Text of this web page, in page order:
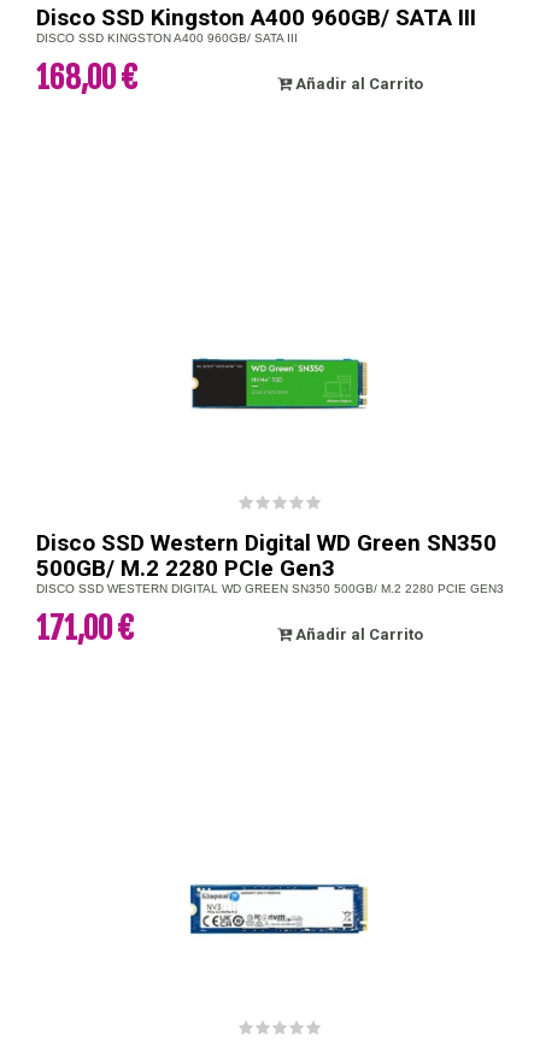
Disco SSD Kingston A400 960GB/ SATA III
DISCO SSD KINGSTON A400 960GB/ SATA III
168,00 € Añadir al Carrito
Disco SSD Western Digital WD Green SN350
500GB/ M.2 2280 PCIe Gen3
DISCO SSD WESTERN DIGITAL WD GREEN SN350 500GB/ M.2 2280 PCIE GEN3
171,00 € Añadir al Carrito